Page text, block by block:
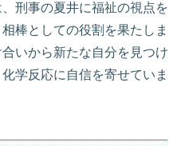
刑事の夏井に福祉の視点を
棒としての役割を果たしま
いから新たな自分を見つけ
学反応に自信を寄せていま